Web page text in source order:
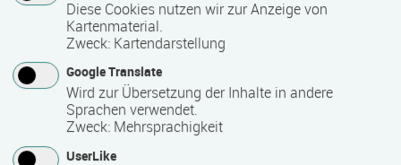
Ökonomische Grundkenntnisse:
Zusammenhänge verstehen - betrieblich aktiv
werden!
Termin
17.08.2026 - 21.08.2026
Ort
13595 Berlin
Zeitmuster
Vollzeit
Lehr- und Lernform
Diese Cookies nutzen wir zur Anzeige von
Kartenmaterial.
Zweck: Kartendarstellung
Google Translate
Wird zur Übersetzung der Inhalte in andere
Sprachen verwendet.
Zweck: Mehrsprachigkeit
UserLike